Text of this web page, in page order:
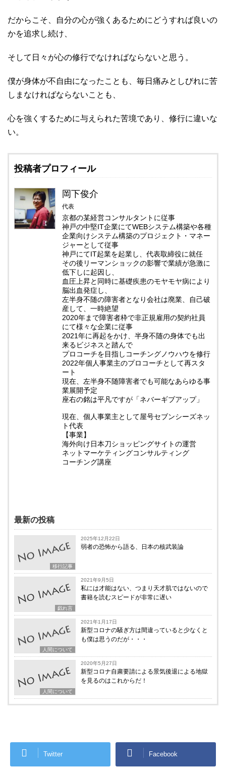
だからこそ、自分の心が強くあるためにどうすれば良いの
かを追求し続け、
そして日々が心の修行でなければならないと思う。
僕が身体が不自由になったことも、毎日痛みとしびれに苦
しまなければならないことも、
心を強くするために与えられた苦境であり、修行に違いな
い。
投稿者プロフィール
岡下俊介
代表
京都の某経営コンサルタントに従事
神戸の中堅IT企業にてWEBシステム構築や各種
企業向けシステム構築のプロジェクト・マネー
ジャーとして従事
神戸にてIT起業を起業し、代表取締役に就任
その後リーマンショックの影響で業績が急激に
低下しに起因し、
血圧上昇と同時に基礎疾患のモヤモヤ病により
脳出血発症し、
左半身不随の障害者となり会社は廃業、自己破
産して、一時絶望
2020年まで障害者枠で非正規雇用の契約社員
にて様々な企業に従事
2021年に再起をかけ、半身不随の身体でも出
来るビジネスと踏んで
プロコーチを目指しコーチングノウハウを修行
2022年個人事業主のプロコーチとして再スタ
ート
現在、左半身不随障害者でも可能なあらゆる事
業展開予定
座右の銘は平凡ですが「ネバーギブアップ」
現在、個人事業主として屋号セブンシーズネッ
ト代表
【事業】
海外向け日本刀ショッピングサイトの運営
ネットマーケティングコンサルティング
コーチング講座
最新の投稿
移行記事
2025年12月22日
弱者の恐怖から語る、日本の核武装論
戯れ言
2021年9月5日
私には才能はない、つまり天才肌ではないので
書籍を読むスピードが非常に遅い
人間について
2021年1月17日
新型コロナの騒ぎ方は間違っていると少なくと
も僕は思うのだが・・・
人間について
2020年5月27日
新型コロナ自粛要請による景気後退による地獄
を見るのはこれからだ！
Twitter Facebook